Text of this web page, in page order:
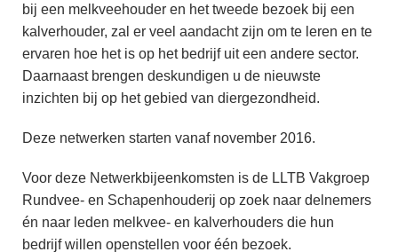
bij een melkveehouder en het tweede bezoek bij een
kalverhouder, zal er veel aandacht zijn om te leren en te
ervaren hoe het is op het bedrijf uit een andere sector.
Daarnaast brengen deskundigen u de nieuwste
inzichten bij op het gebied van diergezondheid.
Deze netwerken starten vanaf november 2016.
Voor deze Netwerkbijeenkomsten is de LLTB Vakgroep
Rundvee- en Schapenhouderij op zoek naar delnemers
én naar leden melkvee- en kalverhouders die hun
bedrijf willen openstellen voor één bezoek.